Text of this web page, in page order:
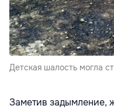
Детская шалость могла
Заметив задымление,